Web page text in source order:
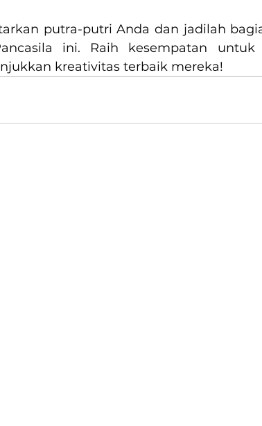
putra-putri Anda dan jadilah
ini. Raih kesempatan untuk
kreativitas terbaik mereka!